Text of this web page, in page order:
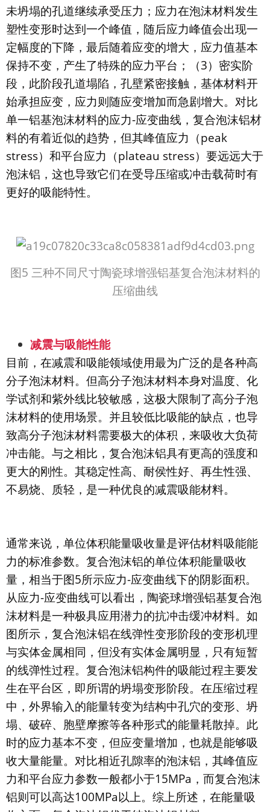
未坍塌的孔道继续承受压力；应力在泡沫材料发生
塑性变形时达到一个峰值，随后应力峰值会出现一
定幅度的下降，最后随着应变的增大，应力值基本
保持不变，产生了特殊的应力平台；（3）密实阶
段，此阶段孔道塌陷，孔壁紧密接触，基体材料开
始承担应变，应力则随应变增加而急剧增大。对比
单一铝基泡沫材料的应力-应变曲线，复合泡沫铝材
料的有着近似的趋势，但其峰值应力（peak
stress）和平台应力（plateau stress）要远远大于
泡沫铝，这也导致它们在受导压缩或冲击载荷时有
更好的吸能特性。
图5 三种不同尺寸陶瓷球增强铝基复合泡沫材料的
压缩曲线
减震与吸能性能
目前，在减震和吸能领域使用最为广泛的是各种高
分子泡沫材料。但高分子泡沫材料本身对温度、化
学试剂和紫外线比较敏感，这极大限制了高分子泡
沫材料的使用场景。并且较低比吸能的缺点，也导
致高分子泡沫材料需要极大的体积，来吸收大负荷
冲击能。与之相比，复合泡沫铝具有更高的强度和
更大的刚性。其稳定性高、耐侯性好、再生性强、
不易烧、质轻，是一种优良的减震吸能材料。
通常来说，单位体积能量吸收量是评估材料吸能能
力的标准参数。复合泡沫铝的单位体积能量吸收
量，相当于图5所示应力-应变曲线下的阴影面积。
从应力-应变曲线可以看出，陶瓷球增强铝基复合泡
沫材料是一种极具应用潜力的抗冲击缓冲材料。如
图所示，复合泡沫铝在线弹性变形阶段的变形机理
与实体金属相同，但没有实体金属明显，只有短暂
的线弹性过程。复合泡沫铝构件的吸能过程主要发
生在平台区，即所谓的坍塌变形阶段。在压缩过程
中，外界输入的能量转变为结构中孔穴的变形、坍
塌、破碎、胞壁摩擦等各种形式的能量耗散掉。此
时的应力基本不变，但应变量增加，也就是能够吸
收大量能量。对比相近孔隙率的泡沫铝，其峰值应
力和平台应力参数一般都小于15MPa，而复合泡沫
铝则可以高达100MPa以上。综上所述，在能量吸